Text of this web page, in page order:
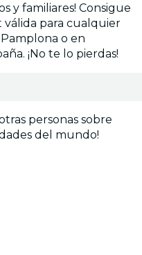
y familiares! Consigue
para cualquier
o en
¡No te lo pierdas!
personas sobre
del mundo!